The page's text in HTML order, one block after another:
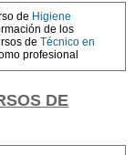
de Higiene
de los
de Técnico en
profesional
DE